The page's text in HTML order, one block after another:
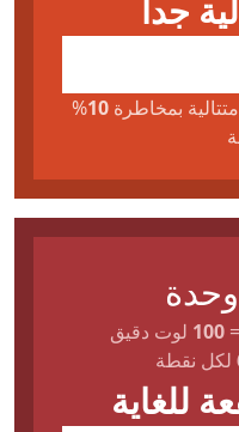
جداً
10
%
وحدة
=
100 لوت دقيق
لكل نقطة
للغاية